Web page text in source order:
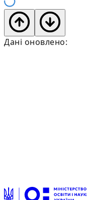
Дані оновлено: